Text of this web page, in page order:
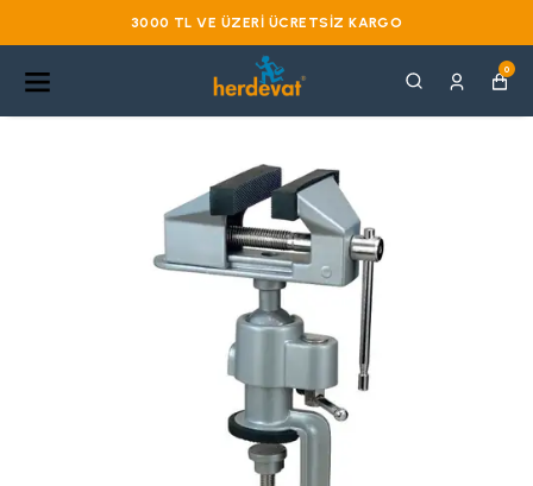
3000 TL VE ÜZERI ÜCRETSIZ KARGO
0